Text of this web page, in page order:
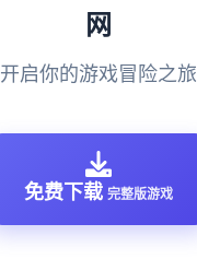
网
开启你的游戏冒险之旅
免费下载 完整版游戏